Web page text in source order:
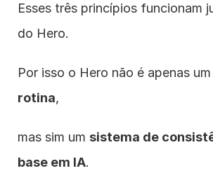
Esses três princípios funcionam
do Hero.
Por isso o Hero não é apenas um
rotina,
mas sim um sistema de
base em IA.